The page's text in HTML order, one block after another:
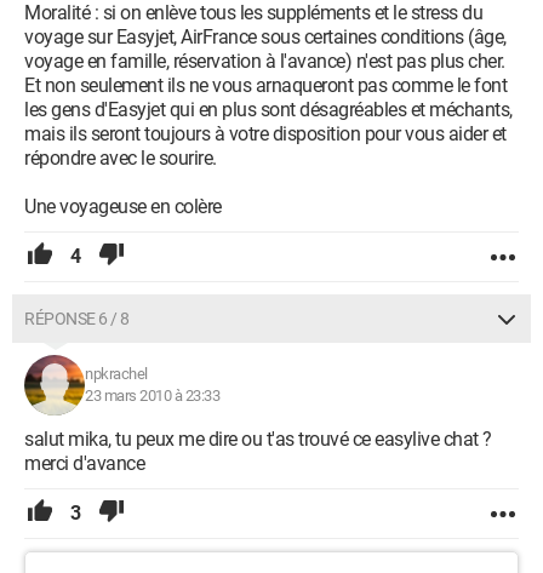
Moralité : si on enlève tous les suppléments et le stress du
voyage sur Easyjet, AirFrance sous certaines conditions (âge,
voyage en famille, réservation à l'avance) n'est pas plus cher.
Et non seulement ils ne vous arnaqueront pas comme le font
les gens d'Easyjet qui en plus sont désagréables et méchants,
mais ils seront toujours à votre disposition pour vous aider et
répondre avec le sourire.
Une voyageuse en colère
4
RÉPONSE 6 / 8
npkrachel
23 mars 2010 à 23:33
salut mika, tu peux me dire ou t'as trouvé ce easylive chat ?
merci d'avance
3